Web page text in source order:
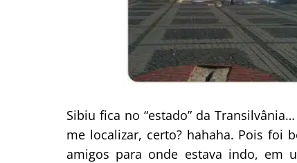
Sibiu fica no “estado” da
me localizar, certo? hahaha. Pois foi
amigos para onde estava indo, em